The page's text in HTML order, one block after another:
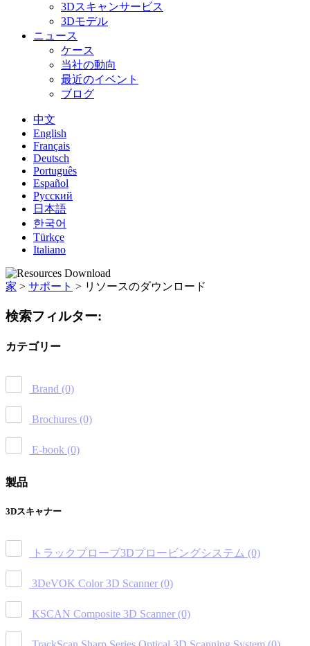
3Dスキャンサービス
3Dモデル
ニュース
ケース
当社の動向
最近のイベント
ブログ
中文
English
Français
Deutsch
Português
Español
Русский
日本語
한국어
Türkçe
Italiano
家 > サポート > リソースのダウンロード
検索フィルター:
カテゴリー
Brand (0)
Brochures (0)
E-book (0)
製品
3Dスキャナー
トラックプローブ3Dプロービングシステム (0)
3DeVOK Color 3D Scanner (0)
KSCAN Composite 3D Scanner (0)